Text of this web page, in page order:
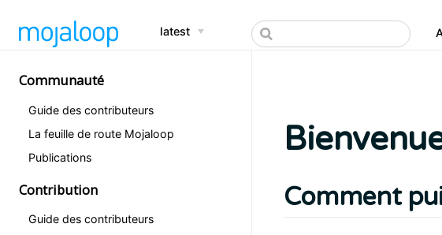
latest
Communauté
Guide des contributeurs
La feuille de route Mojaloop
Publications
Contribution
Guide des contributeurs
Comment